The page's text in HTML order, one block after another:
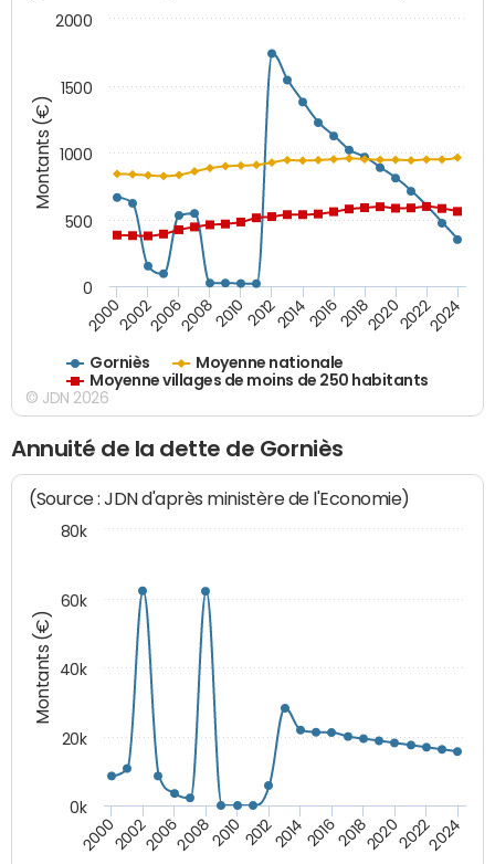
Montants (€)
Gorniès
Moyenne nationale
Moyenne villages de moins de 250 habitants
200020022006200820102012201420162018202020222024
0
500
1000
1500
2000
© JDN 2026
Annuité de la dette de Gorniès
Montants (€)
(Source : JDN d'après ministère de l'Economie)
20002002200620082010 2012201420162018202020222024
0k
20k
40k
60k
80k